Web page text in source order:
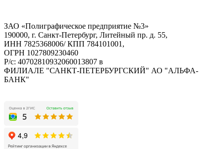
ЗАО «Полиграфическое предприятие №3»
190000, г. Санкт-Петербург, Литейный пр. д. 55,
ИНН 7825368006/ КПП 784101001,
ОГРН 1027809230460
Р/с: 40702810932060013807 в
ФИЛИАЛЕ "САНКТ-ПЕТЕРБУРГСКИЙ" АО "АЛЬФА-
БАНК"